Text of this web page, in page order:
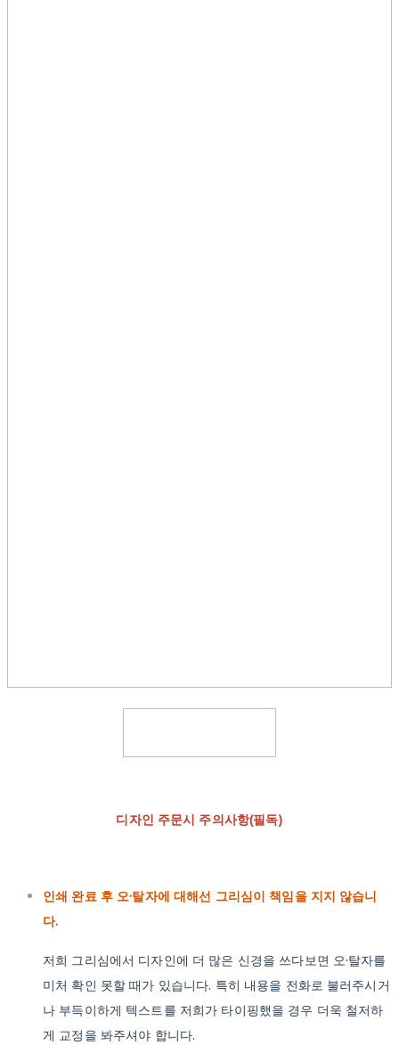
디자인 주문시 주의사항(필독)
인쇄 완료 후 오·탈자에 대해선 그리심이 책임을 지지 않습니
다.
저희 그리심에서 디자인에 더 많은 신경을 쓰다보면 오·탈자를
미처 확인 못할 때가 있습니다. 특히 내용을 전화로 불러주시거
나 부득이하게 텍스트를 저희가 타이핑했을 경우 더욱 철저하
게 교정을 봐주셔야 합니다.